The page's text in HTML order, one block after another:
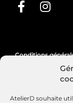
AtelierD souhaite
Conditions
Politique de